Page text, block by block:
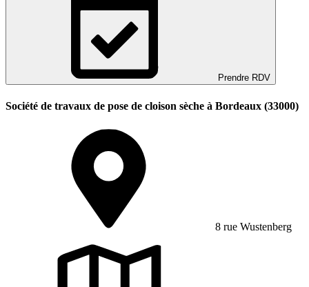
Prendre RDV
Société de travaux de pose de cloison sèche à Bordeaux (33000)
8 rue Wustenberg